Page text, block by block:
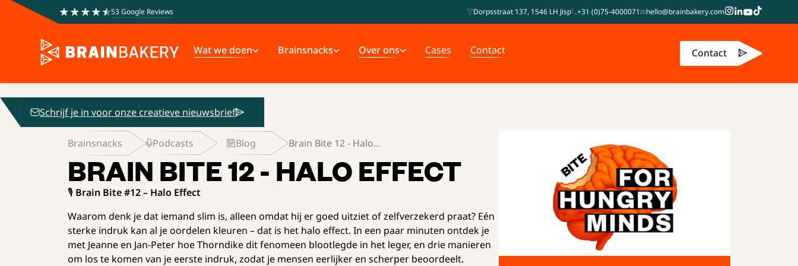
53 Google Reviews Dorpsstraat 137, 1546 LH Jisp +31 (0)75-4000071 hello@brainbakery.com
Wat we doen Brainsnacks Over ons Cases Contact Contact
Schrijf je in voor onze creatieve nieuwsbrief
Brainsnacks Podcasts Blog Brain Bite 12 - Halo...
BRAIN BITE 12 - HALO EFFECT
🎙️ Brain Bite #12 – Halo Effect
Waarom denk je dat iemand slim is, alleen omdat hij er goed uitziet of zelfverzekerd praat? Eén
sterke indruk kan al je oordelen kleuren – dat is het halo effect. In een paar minuten ontdek je
met Jeanne en Jan-Peter hoe Thorndike dit fenomeen blootlegde in het leger, en drie manieren
om los te komen van je eerste indruk, zodat je mensen eerlijker en scherper beoordeelt.